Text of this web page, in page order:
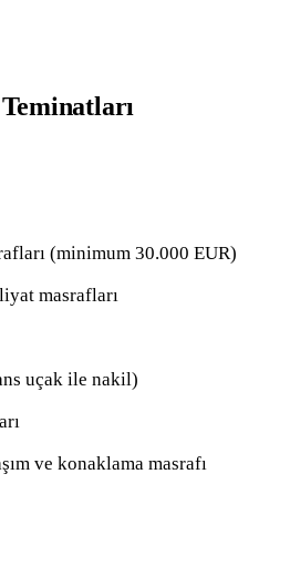
(minimum 30.000 EUR)
masrafları
uçak ile nakil)
ve konaklama masrafı